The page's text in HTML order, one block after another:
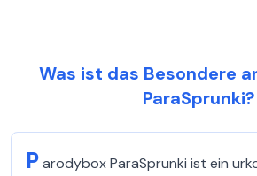
Was ist das Besondere
ParaSprunki?
Parodybox ParaSprunki ist ein